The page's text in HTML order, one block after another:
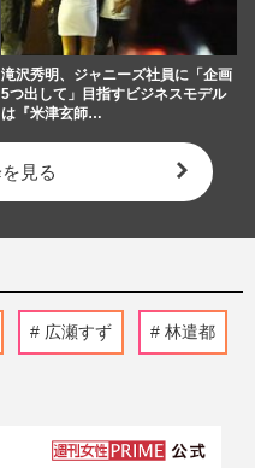
滝沢秀明、ジャニーズ社員に「企画
5つ出して」目指すビジネスモデル
は『米津玄師…
見る
広瀬すず 林遣都